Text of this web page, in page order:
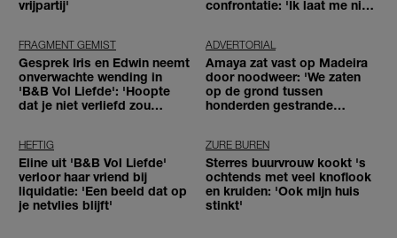
vrijpartij'
confrontatie: 'Ik laat me niet
FRAGMENT GEMIST
Gesprek Iris en Edwin neemt
onverwachte wending in
'B&B Vol Liefde': 'Hoopte
dat je niet verliefd zou
ADVERTORIAL
Amaya zat vast op Madeira
door noodweer: 'We zaten
op de grond tussen
honderden gestrande
HEFTIG
Eline uit 'B&B Vol Liefde'
verloor haar vriend bij
liquidatie: 'Een beeld dat op
je netvlies blijft'
ZURE BUREN
Sterres buurvrouw kookt 's
ochtends met veel knoflook
en kruiden: 'Ook mijn huis
stinkt'